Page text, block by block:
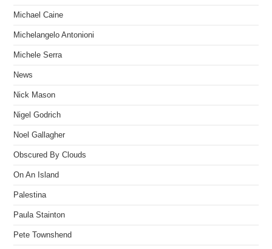
Michael Caine
Michelangelo Antonioni
Michele Serra
News
Nick Mason
Nigel Godrich
Noel Gallagher
Obscured By Clouds
On An Island
Palestina
Paula Stainton
Pete Townshend